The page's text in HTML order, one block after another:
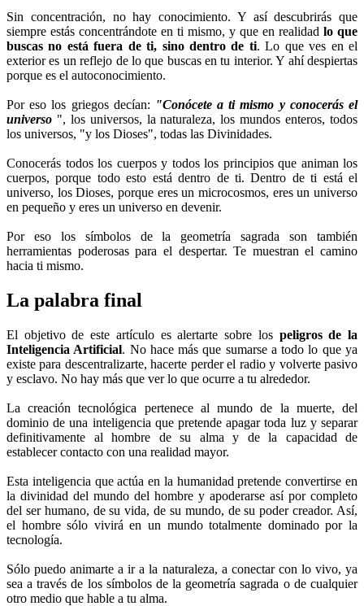
Sin concentración, no hay conocimiento. Y así descubrirás que
siempre estás concentrándote en ti mismo, y que en realidad lo que
buscas no está fuera de ti, sino dentro de ti. Lo que ves en el
exterior es un reflejo de lo que buscas en tu interior. Y ahí despiertas
porque es el autoconocimiento.
Por eso los griegos decían: "Conócete a ti mismo y conocerás el
universo ", los universos, la naturaleza, los mundos enteros, todos
los universos, "y los Dioses", todas las Divinidades.
Conocerás todos los cuerpos y todos los principios que animan los
cuerpos, porque todo esto está dentro de ti. Dentro de ti está el
universo, los Dioses, porque eres un microcosmos, eres un universo
en pequeño y eres un universo en devenir.
Por eso los símbolos de la geometría sagrada son también
herramientas poderosas para el despertar. Te muestran el camino
hacia ti mismo.
La palabra final
El objetivo de este artículo es alertarte sobre los peligros de la
Inteligencia Artificial. No hace más que sumarse a todo lo que ya
existe para descentralizarte, hacerte perder el radio y volverte pasivo
y esclavo. No hay más que ver lo que ocurre a tu alrededor.
La creación tecnológica pertenece al mundo de la muerte, del
dominio de una inteligencia que pretende apagar toda luz y separar
definitivamente al hombre de su alma y de la capacidad de
establecer contacto con una realidad mayor.
Esta inteligencia que actúa en la humanidad pretende convertirse en
la divinidad del mundo del hombre y apoderarse así por completo
del ser humano, de su vida, de su mundo, de su poder creador. Así,
el hombre sólo vivirá en un mundo totalmente dominado por la
tecnología.
Sólo puedo animarte a ir a la naturaleza, a conectar con lo vivo, ya
sea a través de los símbolos de la geometría sagrada o de cualquier
otro medio que hable a tu alma.